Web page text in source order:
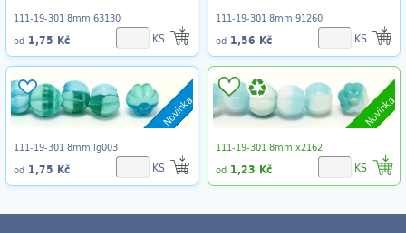
111-19-301 8mm 63130
od 1,75 Kč KS
111-19-301 8mm 91260
od 1,56 Kč KS
Novinka
111-19-301 8mm lg003
od 1,75 Kč KS
Novinka
111-19-301 8mm x2162
od 1,23 Kč KS